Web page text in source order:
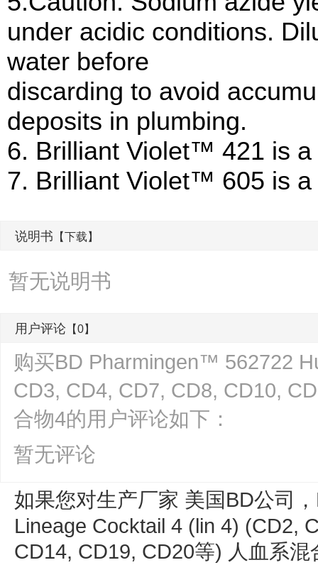
under acidic conditions.
water before
discarding to avoid
deposits in plumbing.
6. Brilliant Violet™ 421 is
7. Brilliant Violet™ 605 is
说明书 【下载】
暂无说明书
用户评论 【0】
购买BD Pharmingen™ 562722
CD3, CD4, CD7, CD8, CD10,
合物4的用户评论如下：
暂无评论
如果您对生产厂家 美国BD公司，
Lineage Cocktail 4 (lin 4) (CD2,
CD14, CD19, CD20等) 人血系混